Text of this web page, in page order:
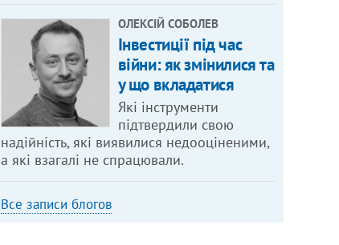
ОЛЕКСІЙ СОБОЛЕВ
Інвестиції під час
війни: як змінилися та
у що вкладатися
Які інструменти
підтвердили свою
надійність, які виявилися недооціненими,
а які взагалі не спрацювали.
Все записи блогов